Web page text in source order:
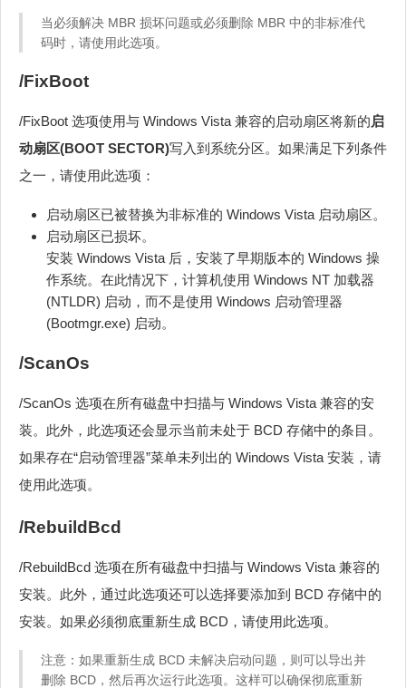
当必须解决 MBR 损坏问题或必须删除 MBR 中的非标准代
码时，请使用此选项。
/FixBoot
/FixBoot 选项使用与 Windows Vista 兼容的启动扇区将新的启
动扇区(BOOT SECTOR)写入到系统分区。如果满足下列条件
之一，请使用此选项：
启动扇区已被替换为非标准的 Windows Vista 启动扇区。
启动扇区已损坏。
安装 Windows Vista 后，安装了早期版本的 Windows 操
作系统。在此情况下，计算机使用 Windows NT 加载器
(NTLDR) 启动，而不是使用 Windows 启动管理器
(Bootmgr.exe) 启动。
/ScanOs
/ScanOs 选项在所有磁盘中扫描与 Windows Vista 兼容的安
装。此外，此选项还会显示当前未处于 BCD 存储中的条目。
如果存在“启动管理器”菜单未列出的 Windows Vista 安装，请
使用此选项。
/RebuildBcd
/RebuildBcd 选项在所有磁盘中扫描与 Windows Vista 兼容的
安装。此外，通过此选项还可以选择要添加到 BCD 存储中的
安装。如果必须彻底重新生成 BCD，请使用此选项。
注意：如果重新生成 BCD 未解决启动问题，则可以导出并
删除 BCD，然后再次运行此选项。这样可以确保彻底重新